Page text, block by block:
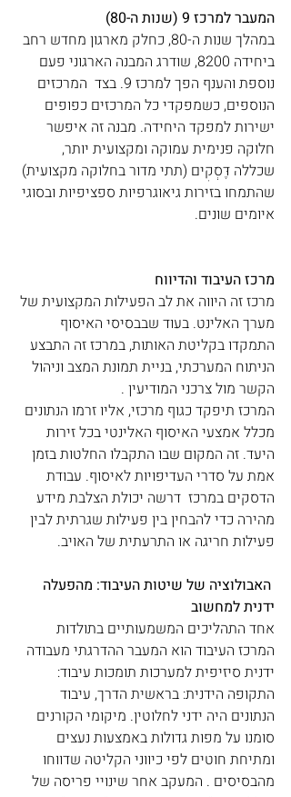
המעבר למרכז 9 (שנות ה-80)
במהלך שנות ה-80, כחלק מארגון מחדש רחב
ביחידה 8200, שודרג המבנה הארגוני פעם
נוספת והענף הפך למרכז 9. בצד  המרכזים
הנוספים, כשמפקדי כל המרכזים כפופים
ישירות למפקד היחידה. מבנה זה איפשר
חלוקה פנימית עמוקה ומקצועית יותר,
שכללה דֶּסְקִים (תתי מדור בחלוקה מקצועית)
שהתמחו בזירות גיאוגרפיות ספציפיות ובסוגי
איומים שונים.
מרכז העיבוד והדיווח
מרכז זה היווה את לב הפעילות המקצועית של
מערך האלינט. בעוד שבבסיסי האיסוף
התמקדו בקליטת האותות, במרכז זה התבצע
הניתוח המערכתי, בניית תמונת המצב וניהול
הקשר מול צרכני המודיעין .
המרכז תיפקד כגוף מרכזי, אליו זרמו הנתונים
מכלל אמצעי האיסוף האלינטי בכל זירות
היעד. זה המקום שבו התקבלו החלטות בזמן
אמת על סדרי העדיפויות לאיסוף. עבודת
הדסקים במרכז  דרשה יכולת הצלבת מידע
מהירה כדי להבחין בין פעילות שגרתית לבין
פעילות חריגה או התרעתית של האויב.
האבולוציה של שיטות העיבוד: מהפעלה
ידנית למחשוב
אחד התהליכים המשמעותיים בתולדות
המרכז העיבוד הוא המעבר ההדרגתי מעבודה
ידנית סיזיפית למערכות תומכות עיבוד:
התקופה הידנית: בראשית הדרך, עיבוד
הנתונים היה ידני לחלוטין. מיקומי הקורנים
סומנו על מפות גדולות באמצעות נעצים
ומתיחת חוטים לפי כיווני הקליטה שדווחו
מהבסיסים . המעקב אחר שינויי פריסה של